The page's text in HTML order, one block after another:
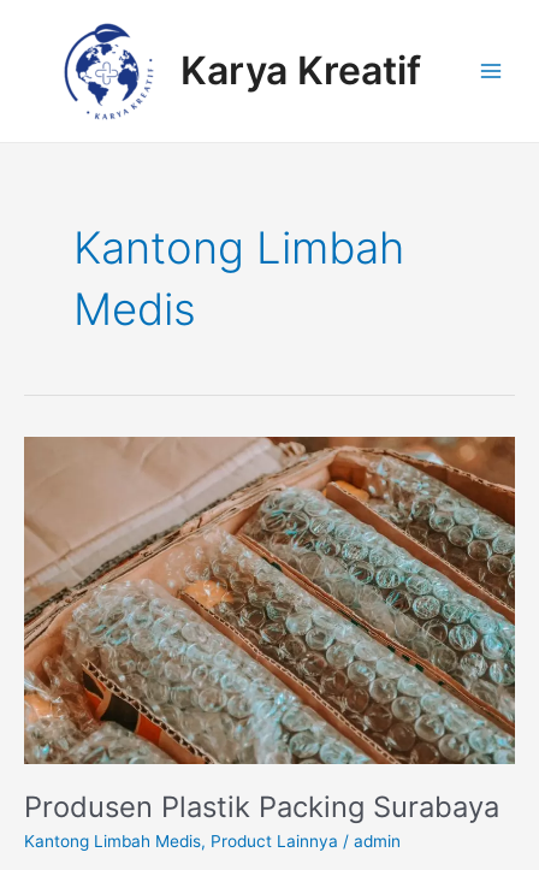
Karya Kreatif
Kantong Limbah
Medis
Produsen Plastik Packing Surabaya
Kantong Limbah Medis, Product Lainnya / admin
Surabaya